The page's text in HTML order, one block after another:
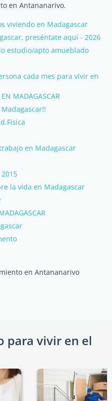
en Antananarivo.
viviendo en Madagascar
preséntate aquí - 2026
estudio/apto amueblado
cada mes para vivir en
MADAGASCAR
en Madagascar
la vida en Madagascar
en Antananarivo
para vivir en el